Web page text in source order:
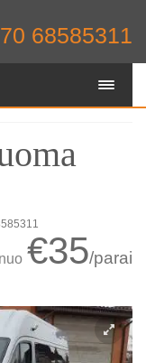
68585311
nuo €35/parai